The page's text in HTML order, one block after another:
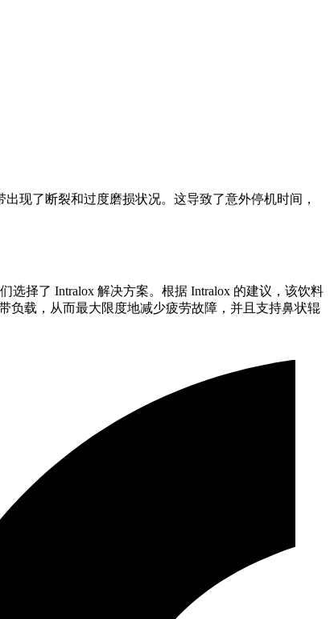
现了断裂和过度磨损状况。这导致了意外停机时间，
择了 Intralox 解决方案。根据 Intralox 的建议，该饮料
负载，从而最大限度地减少疲劳故障，并且支持鼻状辊